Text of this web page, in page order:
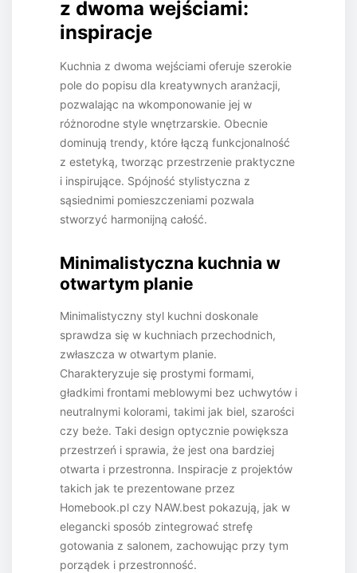
z dwoma wejściami:
inspiracje
Kuchnia z dwoma wejściami oferuje szerokie
pole do popisu dla kreatywnych aranżacji,
pozwalając na wkomponowanie jej w
różnorodne style wnętrzarskie. Obecnie
dominują trendy, które łączą funkcjonalność
z estetyką, tworząc przestrzenie praktyczne
i inspirujące. Spójność stylistyczna z
sąsiednimi pomieszczeniami pozwala
stworzyć harmonijną całość.
Minimalistyczna kuchnia w
otwartym planie
Minimalistyczny styl kuchni doskonale
sprawdza się w kuchniach przechodnich,
zwłaszcza w otwartym planie.
Charakteryzuje się prostymi formami,
gładkimi frontami meblowymi bez uchwytów i
neutralnymi kolorami, takimi jak biel, szarości
czy beże. Taki design optycznie powiększa
przestrzeń i sprawia, że jest ona bardziej
otwarta i przestronna. Inspiracje z projektów
takich jak te prezentowane przez
Homebook.pl czy NAW.best pokazują, jak w
elegancki sposób zintegrować strefę
gotowania z salonem, zachowując przy tym
porządek i przestronność.